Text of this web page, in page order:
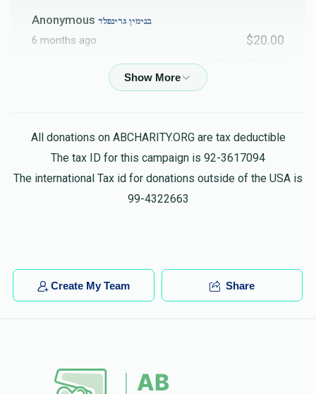
Anonymous בנימין גרינפלד
6 months ago $20.00
בעבור אבותינו שבטחו
All donations on ABCHARITY.ORG are tax deductible
The tax ID for this campaign is 92-3617094
The international Tax id for donations outside of the USA is
99-4322663
Create My Team Share